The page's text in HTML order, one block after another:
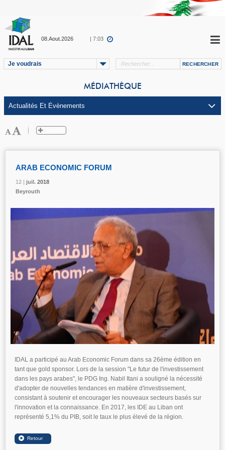
08.Aout.2026 | 7:03
Je voudrais
MÉDIATHÈQUE
12 | juil. 2018
ARAB ECONOMIC FORUM
12 | juil. 2018
Beyrouth
12 | juil. 2018
IDAL a participé au Arab Economic Forum dans sa 26ème édition en
tant que gold sponsor. Lors de la session "Le futur de l'investissement
dans les pays arabes", le PDG Ing. Nabil Itani a souligné la nécessité
d'adopter de nouvelles tendances en matière d'investissement,
consistant à soutenir et encourager les nouveaux secteurs basés sur
l'innovation et la connaissance. En 2017, les IDE au Liban ont
représenté 5,1% du PIB, soit le taux le plus élevé de la région.